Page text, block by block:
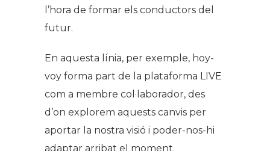
l’hora de formar els conductors del
futur.
En aquesta línia, per exemple, hoy-
voy forma part de la plataforma LIVE
com a membre col·laborador, des
d’on explorem aquests canvis per
aportar la nostra visió i poder-nos-hi
adaptar arribat el moment.